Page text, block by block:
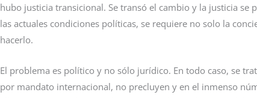
hubo justicia transicional. Se transó el cambio y la justicia se
las actuales condiciones políticas, se requiere no solo la
hacerlo.
El problema es político y no sólo jurídico. En todo caso, se
por mandato internacional, no precluyen y en el inmenso